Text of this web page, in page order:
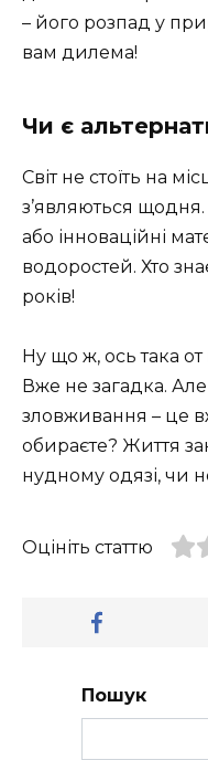
– його розпад у
вам дилема!
Чи є
Світ не стоїть на
з’являються
або інноваційні
водоростей. Хто
років!
Ну що ж, ось така от
Вже не загадка.
зловживання – це
обираєте? Життя
нудному одязі, чи
Оцініть статтю
Пошук